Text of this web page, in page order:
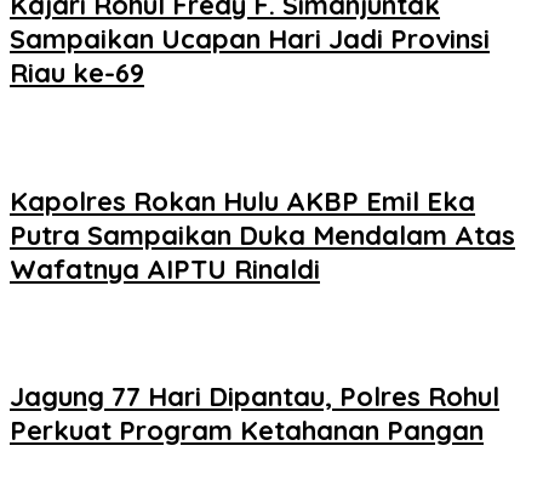
Sampaikan Ucapan Hari Jadi Provinsi
Riau ke-69
Kapolres Rokan Hulu AKBP Emil Eka
Putra Sampaikan Duka Mendalam Atas
Wafatnya AIPTU Rinaldi
Jagung 77 Hari Dipantau, Polres Rohul
Perkuat Program Ketahanan Pangan